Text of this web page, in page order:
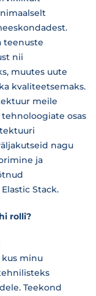
teenuste
nii
muutes uute
kvaliteetsemaks.
meile
osas
nagu
ja
Stack.
rolli?
minu
Teekond